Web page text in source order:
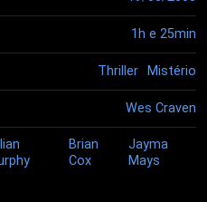
1h e 25min
Thriller Mistério
Wes Craven
Brian
Cox
Jayma
Mays